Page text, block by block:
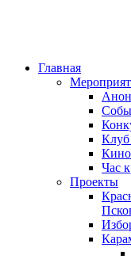
Главная
Клуб
Час
Проекты